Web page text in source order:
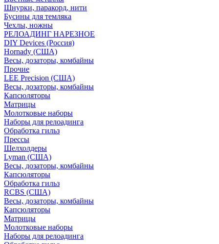
Шнурки, паракорд, нити
Бусины для темляка
Чехлы, ножны
РЕЛОАДИНГ НАРЕЗНОЕ
DIY Devices (Россия)
Hornady (США)
Весы, дозаторы, комбайны
Прочие
LEE Precision (США)
Весы, дозаторы, комбайны
Капсюляторы
Матрицы
Молотковые наборы
Наборы для релоадинга
Обработка гильз
Преcсы
Шелхолдеры
Lyman (США)
Весы, дозаторы, комбайны
Капсюляторы
Обработка гильз
RCBS (США)
Весы, дозаторы, комбайны
Капсюляторы
Матрицы
Молотковые наборы
Наборы для релоадинга